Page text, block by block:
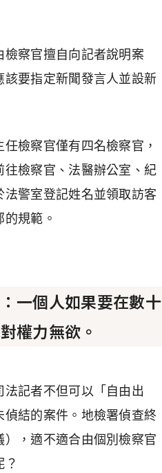
察官擅自向記者說明案
要指定新聞發言人並設新
檢察官僅有四名檢察官，
檢察官、法醫辦公室、紀
警室登記姓名並領取訪客
規範。
一個人如果要在數十
權力無欲。
記者不但可以「自由出
結的案件。地檢署偵查終
，適不適合由個別檢察官
？